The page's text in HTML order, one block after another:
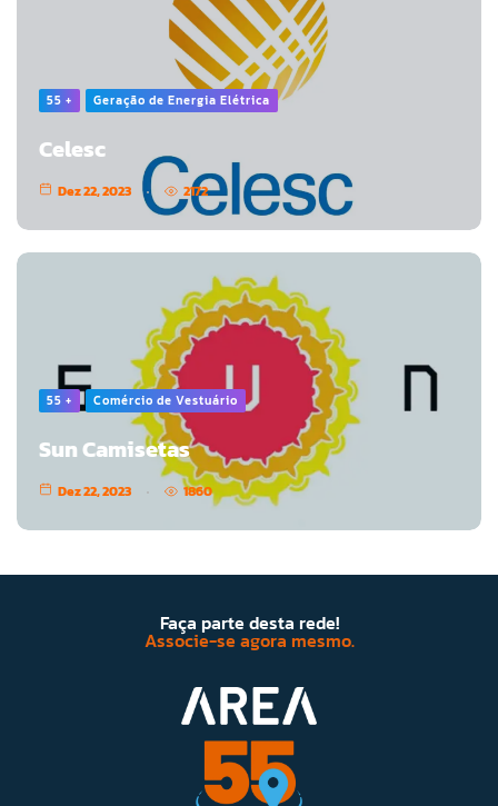
55 + Geração de Energia Elétrica
Celesc
Dez 22, 2023 2172
55 + Comércio de Vestuário
Sun Camisetas
Dez 22, 2023 1860
Faça parte desta rede!
Associe-se agora mesmo.